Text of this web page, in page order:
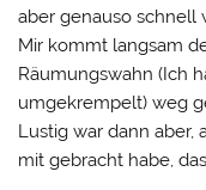
aber genauso schnell
Mir kommt langsam
Räumungswahn (Ich
umgekrempelt) weg
Lustig war dann aber,
mit gebracht habe,